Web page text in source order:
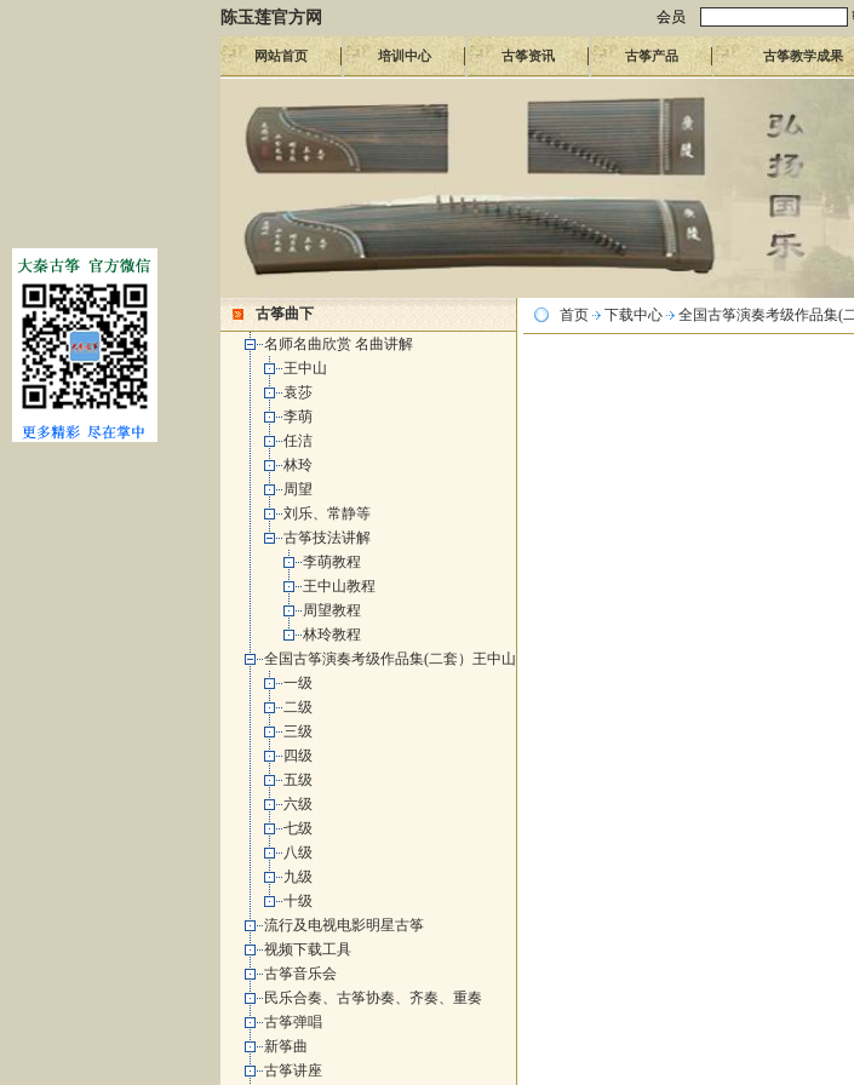
陈玉莲官方网 会员
网站首页 培训中心 古筝资讯 古筝产品 古筝教学成果
古筝曲下
名师名曲欣赏 名曲讲解
王中山
袁莎
李萌
任洁
林玲
周望
刘乐、常静等
古筝技法讲解
李萌教程
王中山教程
周望教程
林玲教程
全国古筝演奏考级作品集(二套）王中山
一级
二级
三级
四级
五级
六级
七级
八级
九级
十级
流行及电视电影明星古筝
视频下载工具
古筝音乐会
民乐合奏、古筝协奏、齐奏、重奏
古筝弹唱
新筝曲
古筝讲座
首页 下载中心 全国古筝演奏考级作品集(